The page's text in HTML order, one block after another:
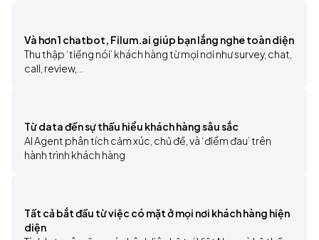
Và hơn 1 chatbot, Filum.ai giúp bạn lắng nghe toàn diện
Thu thập ‘tiếng nói’ khách hàng từ mọi nơi như survey, chat,
call, review,...
Từ data đến sự thấu hiểu khách hàng sâu sắc
AI Agent phân tích cảm xúc, chủ đề, và ‘điểm đau’ trên
hành trình khách hàng
Tất cả bắt đầu từ việc có mặt ở mọi nơi khách hàng hiện
diện